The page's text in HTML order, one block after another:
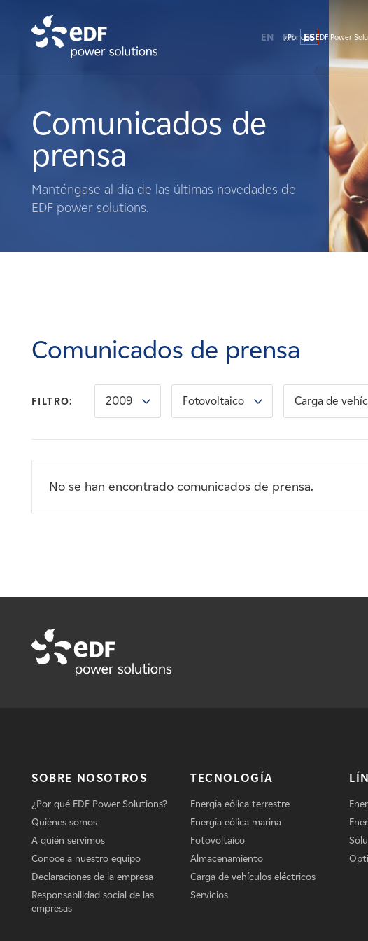
Qué hacemos
Terratenientes
Noticias
Contacte con
EN FR ES
¿Por qué EDF Power
Comunicados de
prensa
Manténgase al día de las últimas novedades de
EDF power solutions.
Comunicados de prensa
FILTRO: 2009 Fotovoltaico Carga de
No se han encontrado comunicados de prensa.
SOBRE NOSOTROS
¿Por qué EDF Power Solutions?
Quiénes somos
A quién servimos
Conoce a nuestro equipo
Declaraciones de la empresa
Responsabilidad social de las
empresas
TECNOLOGÍA
Energía eólica terrestre
Energía eólica marina
Fotovoltaico
Almacenamiento
Carga de vehículos eléctricos
Servicios